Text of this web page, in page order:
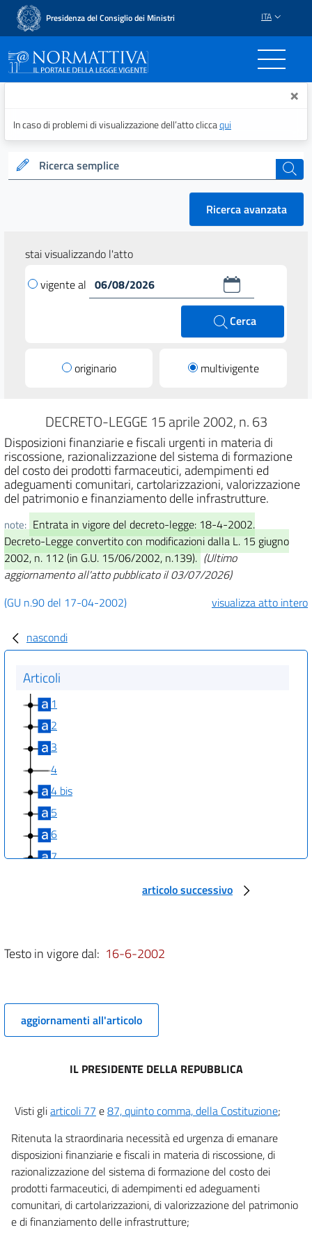
Presidenza del Consiglio dei Ministri ITA
Normattiva - Il portale ×
In caso di problemi di visualizzazione dell’atto cliccaqui
Ricerca semplice cerca
Ricerca avanzata
stai visualizzando l'atto
vigente al
Cerca
originario multivigente
DECRETO-LEGGE 15 aprile 2002, n. 63
Disposizioni finanziarie e fiscali urgenti in materia di
riscossione, razionalizzazione del sistema di formazione
del costo dei prodotti farmaceutici, adempimenti ed
adeguamenti comunitari, cartolarizzazioni, valorizzazione
del patrimonio e finanziamento delle infrastrutture.
note: Entrata in vigore del decreto-legge: 18-4-2002.
Decreto-Legge convertito con modificazioni dalla L. 15 giugno
2002, n. 112 (in G.U. 15/06/2002, n.139). (Ultimo
aggiornamento all'atto pubblicato il 03/07/2026)
(GU n.90 del 17-04-2002)
visualizza atto intero
nascondi
Articoli
1
2
3
4
4 bis
5
6
7
Tabella A
Tabella A
articolo successivo
Testo in vigore dal: 16-6-2002
aggiornamenti all'articolo
IL PRESIDENTE DELLA REPUBBLICA
Visti gliarticoli 77 e87, quinto comma, della Costituzione;
Ritenuta la straordinaria necessità ed urgenza di emanare
disposizioni finanziarie e fiscali in materia di riscossione, di
razionalizzazione del sistema di formazione del costo dei
prodotti farmaceutici, di adempimenti ed adeguamenti
comunitari, di cartolarizzazioni, di valorizzazione del patrimonio
e di finanziamento delle infrastrutture;